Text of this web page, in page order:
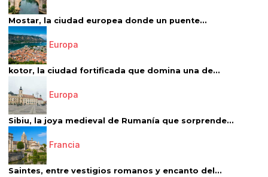
Mostar, la ciudad europea donde un puente...
Europa
kotor, la ciudad fortificada que domina una de...
Europa
Sibiu, la joya medieval de Rumanía que sorprende...
Francia
Saintes, entre vestigios romanos y encanto del...